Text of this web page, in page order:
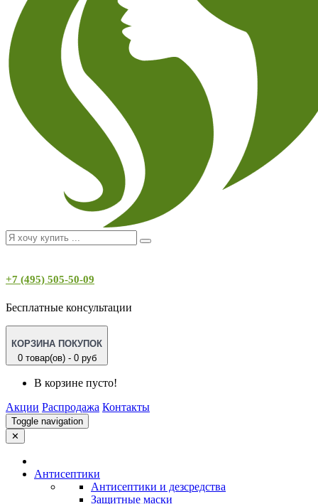
+7 (495) 505-50-09
Бесплатные консультации
КОРЗИНА ПОКУПОК
0 товар(ов) - 0 руб
В корзине пусто!
Акции Распродажа Контакты
Toggle navigation
✕
Антисептики
Антисептики и дезсредства
Защитные маски